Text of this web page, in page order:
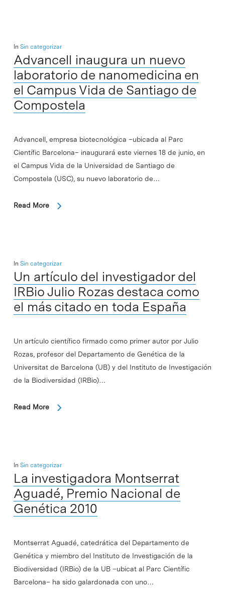
In Sin categorizar
Advancell inaugura un nuevo
laboratorio de nanomedicina en
el Campus Vida de Santiago de
Compostela
Advancell, empresa biotecnológica –ubicada al Parc
Científic Barcelona– inaugurará este viernes 18 de junio, en
el Campus Vida de la Universidad de Santiago de
Compostela (USC), su nuevo laboratorio de…
Read More
In Sin categorizar
Un artículo del investigador del
IRBio Julio Rozas destaca como
el más citado en toda España
Un artículo científico firmado como primer autor por Julio
Rozas, profesor del Departamento de Genética de la
Universitat de Barcelona (UB) y del Instituto de Investigación
de la Biodiversidad (IRBio)…
Read More
In Sin categorizar
La investigadora Montserrat
Aguadé, Premio Nacional de
Genética 2010
Montserrat Aguadé, catedrática del Departamento de
Genética y miembro del Instituto de Investigación de la
Biodiversidad (IRBio) de la UB –ubicat al Parc Científic
Barcelona– ha sido galardonada con uno…